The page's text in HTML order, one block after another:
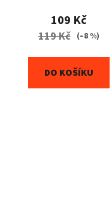
109 Kč
119 Kč (–8 %)
DO KOŠÍKU